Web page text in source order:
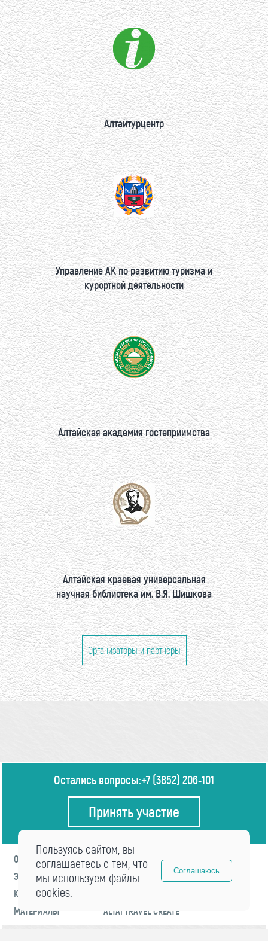
Алтайтурцентр
Управление АК по развитию туризма и
курортной деятельности
Алтайская академия гостеприимства
Алтайская краевая универсальная
научная библиотека им. В.Я. Шишкова
Организаторы и партнеры
Остались вопросы:+7 (3852) 206-101
Принять участие
О ФОРУМЕ
ПРОГРАММА
ЭКСПЕРТЫ
НОВОСТИ
КОНТАКТЫ
МАТЕРИАЛЫ
ALTAI TRAVEL CREATE
Пользуясь сайтом, вы
соглашаетесь с тем, что
мы используем файлы
cookies.
Соглашаюсь